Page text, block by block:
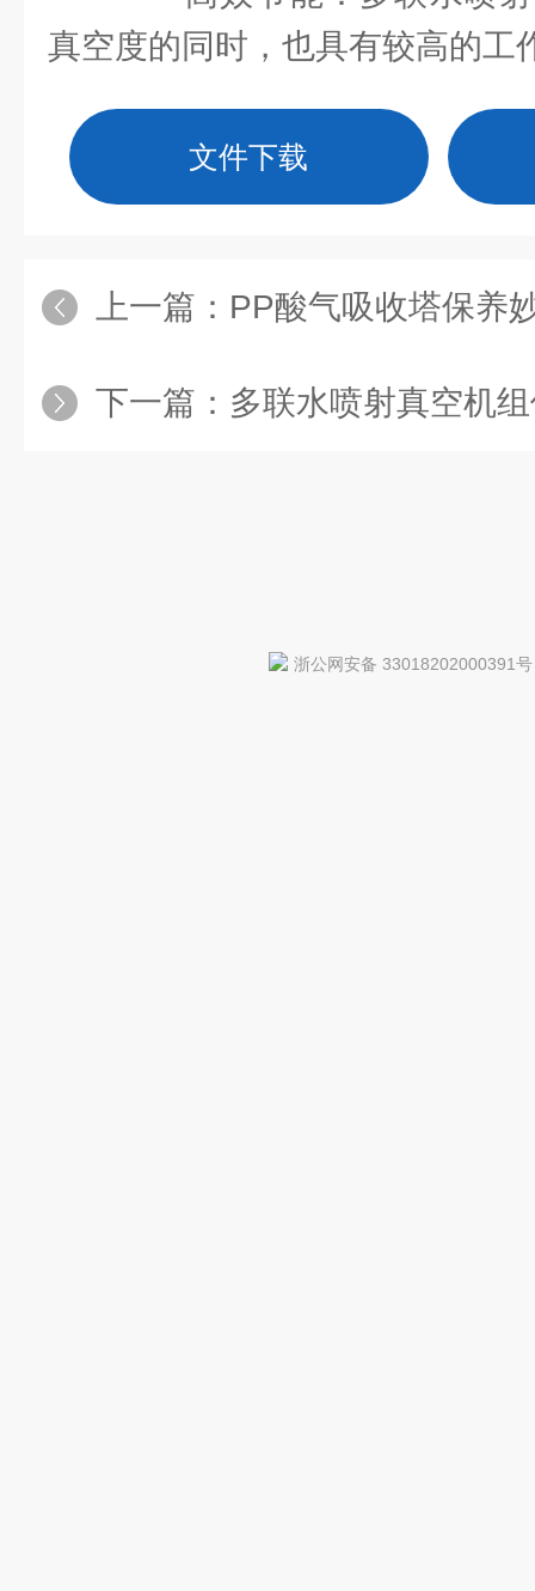
真空度的同时，也具有较高的工
文件下载
上一篇： PP酸气吸收塔保养妙
下一篇： 多联水喷射真空机组使用
浙公网安备 33018202000391号